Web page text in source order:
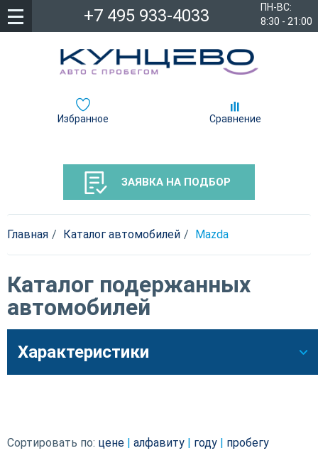
ПН-ВС:
8:30 - 21:00
+7 495 933-4033
Избранное Сравнение
ЗАЯВКА НА ПОДБОР
Главная Каталог автомобилей Mazda
Каталог подержанных
автомобилей
Характеристики
Сортировать по: цене алфавиту году пробегу